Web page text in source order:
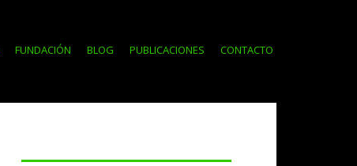
FUNDACIÓN BLOG PUBLICACIONES CONTACTO